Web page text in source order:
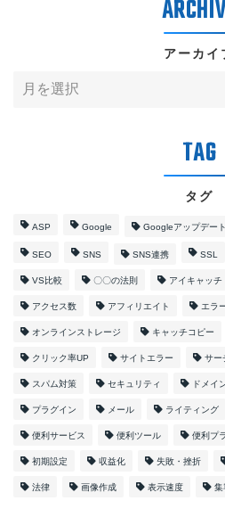
アーカイ
タグ
ASP Google Googleアップデート
SEO SNS SNS連携 SSL
VS比較 〇〇の法則 アイキャッチ
アクセス数 アフィリエイト エラ
オンラインストレージ キャッチコピー
クリック率UP サイトエラー サー
スパム対策 セキュリティ ドメイ
プラグイン メール ライティング
便利サービス 便利ツール 便利プ
初期設定 収益化 失敗・挫折
法律 画像作成 表示速度 集